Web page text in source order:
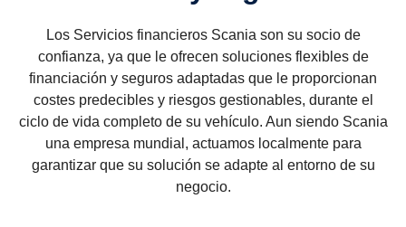
Los Servicios financieros Scania son su socio de
confianza, ya que le ofrecen soluciones flexibles de
financiación y seguros adaptadas que le proporcionan
costes predecibles y riesgos gestionables, durante el
ciclo de vida completo de su vehículo. Aun siendo Scania
una empresa mundial, actuamos localmente para
garantizar que su solución se adapte al entorno de su
negocio.